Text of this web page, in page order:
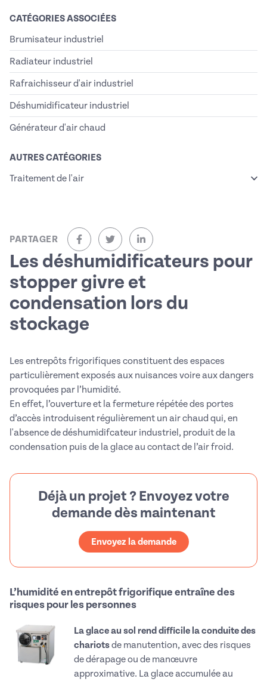
CATÉGORIES ASSOCIÉES
Brumisateur industriel
Radiateur industriel
Rafraichisseur d'air industriel
Déshumidificateur industriel
Générateur d'air chaud
AUTRES CATÉGORIES
Traitement de l'air
PARTAGER
sur Facebook (nouvelle fenêtre)
sur Twitter (nouvelle fenêtre)
sur Linkedin (nouvelle fenêtre)
Les déshumidificateurs pour
stopper givre et
condensation lors du
stockage
Les entrepôts frigorifiques constituent des espaces
particulièrement exposés aux nuisances voire aux dangers
provoquées par l’humidité.
En effet, l’ouverture et la fermeture répétée des portes
d’accès introduisent régulièrement un air chaud qui, en
l'absence de déshumidifcateur industriel, produit de la
condensation puis de la glace au contact de l’air froid.
Déjà un projet ? Envoyez votre
demande dès maintenant
Envoyez la demande
L’humidité en entrepôt frigorifique entraîne des
risques pour les personnes
La glace au sol rend difficile la conduite des
chariotsde manutention, avec des risques
de dérapage ou de manœuvre
approximative. La glace accumulée au